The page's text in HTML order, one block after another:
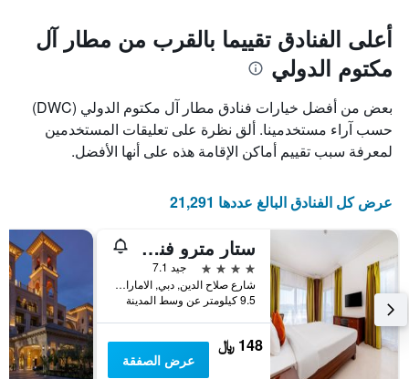
محور
X
الذي
عدد
الأيام
قبل
المخطط
Y
الذي
يعرض
متوسط
سعر
غرفة
أعلى الفنادق تقييما بالقرب من مطار آل
مكتوم الدولي
بعض من أفضل خيارات فنادق مطار آل مكتوم الدولي (DWC)
حسب آراء مستخدمينا. ألق نظرة على تعليقات المستخدمين
لمعرفة سبب تقييم أماكن الإقامة هذه على أنها الأفضل.
عرض كل الفنادق البالغ عددها 21,291
ستار مترو فندق ديرة دبي
4 نجوم
جيد 7.1
شارع صلاح الدين, دبي, الامارات العربية المتحدة
9.5 كيلومتر عن وسط المدينة
148 ﷼
عرض الصفقة